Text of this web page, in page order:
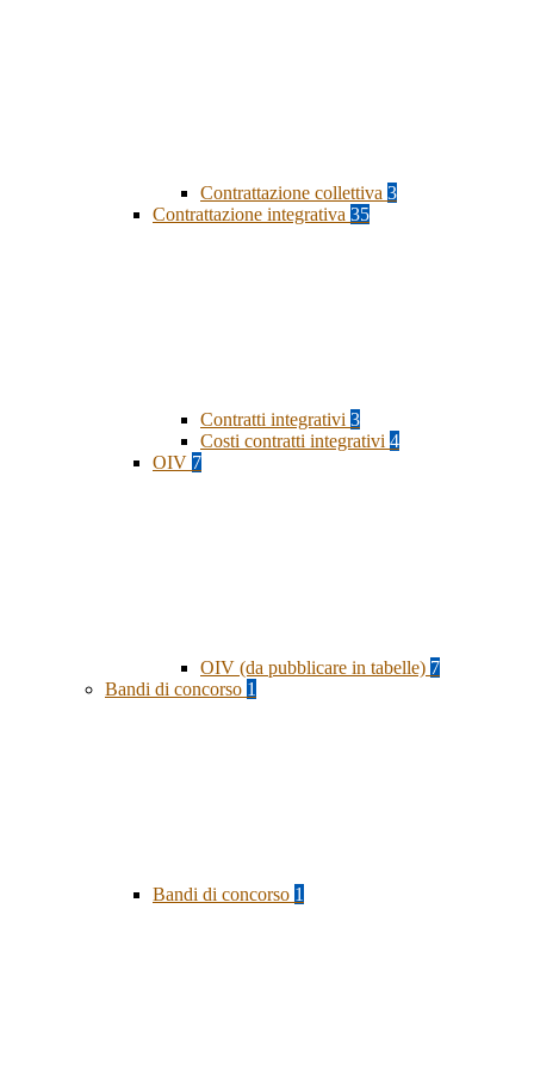
Contrattazione collettiva 3
Contrattazione integrativa 35
Contratti integrativi 3
Costi contratti integrativi 4
OIV 7
OIV (da pubblicare in tabelle) 7
Bandi di concorso 1
Bandi di concorso 1